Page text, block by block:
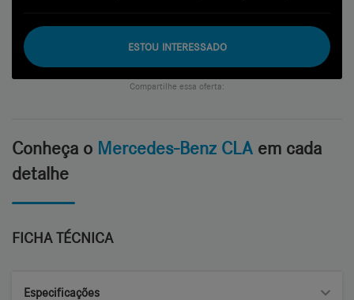
ESTOU INTERESSADO
Compartilhe essa oferta:
Conheça o Mercedes-Benz CLA em cada
detalhe
FICHA TÉCNICA
Especificações